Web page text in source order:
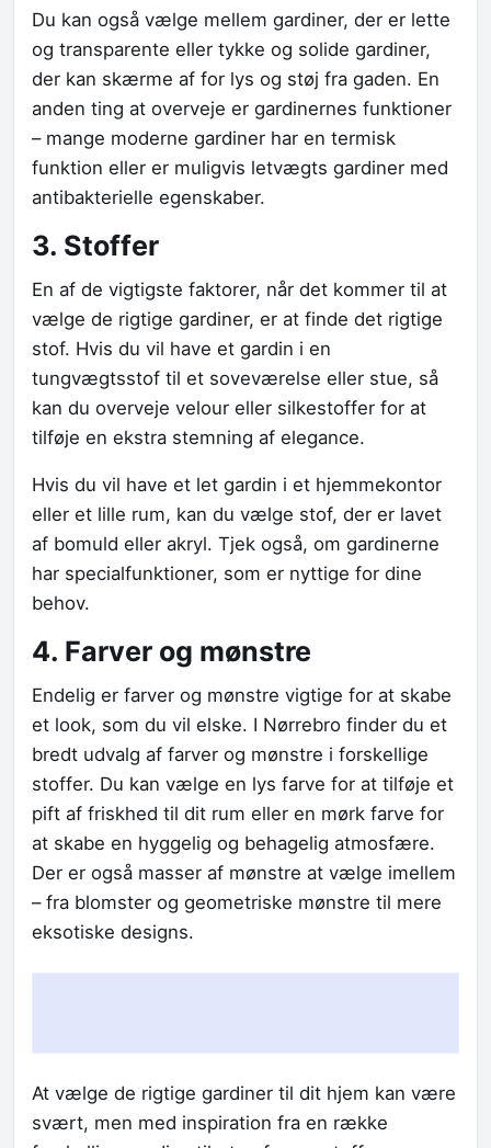
Du kan også vælge mellem gardiner, der er lette
og transparente eller tykke og solide gardiner,
der kan skærme af for lys og støj fra gaden. En
anden ting at overveje er gardinernes funktioner
– mange moderne gardiner har en termisk
funktion eller er muligvis letvægts gardiner med
antibakterielle egenskaber.
3. Stoffer
En af de vigtigste faktorer, når det kommer til at
vælge de rigtige gardiner, er at finde det rigtige
stof. Hvis du vil have et gardin i en
tungvægtsstof til et soveværelse eller stue, så
kan du overveje velour eller silkestoffer for at
tilføje en ekstra stemning af elegance.
Hvis du vil have et let gardin i et hjemmekontor
eller et lille rum, kan du vælge stof, der er lavet
af bomuld eller akryl. Tjek også, om gardinerne
har specialfunktioner, som er nyttige for dine
behov.
4. Farver og mønstre
Endelig er farver og mønstre vigtige for at skabe
et look, som du vil elske. I Nørrebro finder du et
bredt udvalg af farver og mønstre i forskellige
stoffer. Du kan vælge en lys farve for at tilføje et
pift af friskhed til dit rum eller en mørk farve for
at skabe en hyggelig og behagelig atmosfære.
Der er også masser af mønstre at vælge imellem
– fra blomster og geometriske mønstre til mere
eksotiske designs.
At vælge de rigtige gardiner til dit hjem kan være
svært, men med inspiration fra en række